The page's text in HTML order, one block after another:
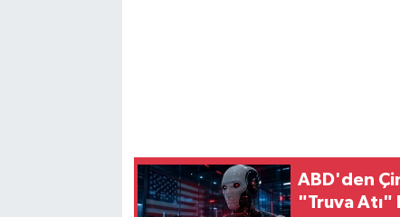
ABD'den
"Truva Atı"
Sokak Hayvanlarını Sahiplendirme